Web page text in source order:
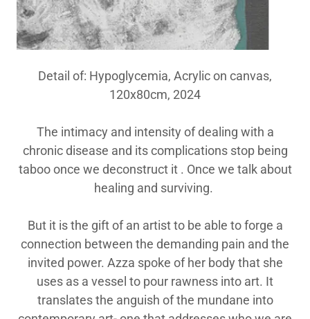
Detail of: Hypoglycemia, Acrylic on canvas,
120x80cm, 2024
The intimacy and intensity of dealing with a
chronic disease and its complications stop being
taboo once we deconstruct it . Once we talk about
healing and surviving.
But it is the gift of an artist to be able to forge a
connection between the demanding pain and the
invited power. Azza spoke of her body that she
uses as a vessel to pour rawness into art. It
translates the anguish of the mundane into